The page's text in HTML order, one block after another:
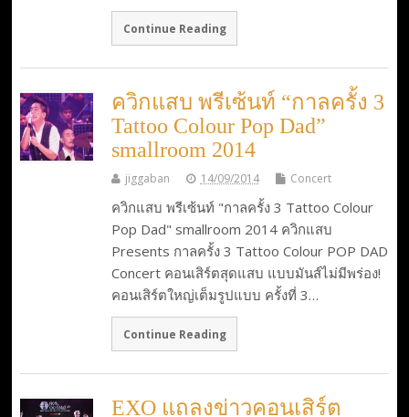
Continue Reading
ควิกแสบ พรีเซ้นท์ “กาลครั้ง 3
Tattoo Colour Pop Dad”
smallroom 2014
jiggaban 14/09/2014 Concert
ควิกแสบ พรีเซ้นท์ "กาลครั้ง 3 Tattoo Colour
Pop Dad" smallroom 2014 ควิกแสบ
Presents กาลครั้ง 3 Tattoo Colour POP DAD
Concert คอนเสิร์ตสุดแสบ แบบมันส์ไม่มีพร่อง!
คอนเสิร์ตใหญ่เต็มรูปแบบ ครั้งที่ 3…
Continue Reading
EXO แถลงข่าวคอนเสิร์ต